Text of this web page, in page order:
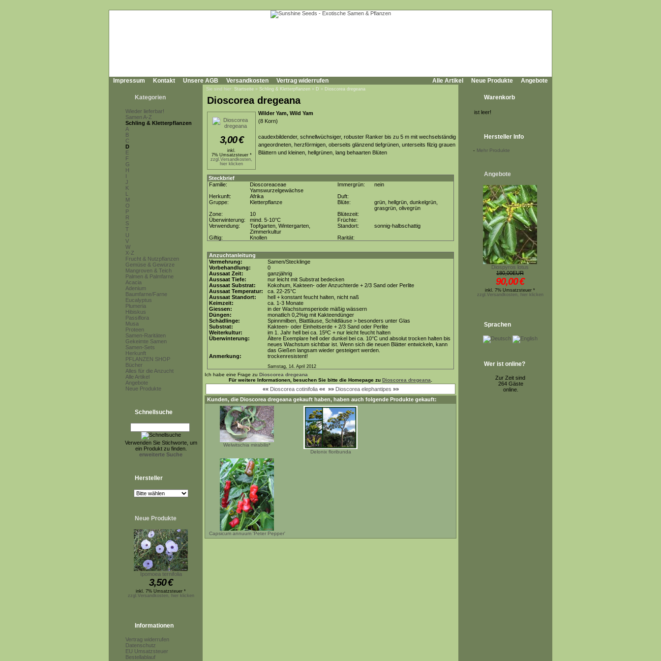
Impressum Kontakt Unsere AGB Versandkosten Vertrag widerrufen Alle Artikel Neue Produkte Angebote
Kategorien
Wieder lieferbar!
Samen A-Z
Schling & Kletterpflanzen
A
B
C
D
E
F
G
H
I
J
K
L
M
O
P
R
S
T
U
V
W
X-Z
Frucht & Nutzpflanzen
Gemüse & Gewürze
Mangroven & Teich
Palmen & Palmfarne
Acacia
Adenium
Baumfarne/Farne
Eucalyptus
Plumeria
Hibiskus
Passiflora
Musa
Proteen
Samen-Raritäten
Gekeimte Samen
Samen-Sets
Herkunft
PFLANZEN SHOP
Bücher
Alles für die Anzucht
Alle Artikel
Angebote
Neue Produkte
Schnellsuche
Verwenden Sie Stichworte, um
ein Produkt zu finden.
erweiterte Suche
Hersteller
Neue Produkte
Ipomoea ternifolia
3,50€
inkl. 7% Umsatzsteuer *
zzgl.Versandkosten, hier klicken
Informationen
Vertrag widerrufen
Datenschutz
EU Umsatzsteuer
Bestellablauf
Sie sind hier: Startseite » Schling & Kletterpflanzen » D » Dioscorea dregeana
Dioscorea dregeana
3,00€
inkl.
7% Umsatzsteuer *
zzgl.Versandkosten,
hier klicken
Wilder Yam, Wild Yam
(8 Korn)
caudexbildender, schnellwüchsiger, robuster Ranker bis zu 5 m mit wechselständig
angeordneten, herzförmigen, oberseits glänzend tiefgrünen, unterseits filzig grauen
Blättern und kleinen, hellgrünen, lang behaarten Blüten
Steckbrief
Familie:
Dioscoreaceae
Yamswurzelgewächse
Immergrün:
nein
Herkunft:
Afrika
Duft:
Gruppe:
Kletterpflanze Blüte:
grün, hellgrün, dunkelgrün,
grasgrün, olivegrün
Zone:
10
Blütezeit:
Überwinterung:
mind. 5-10°C
Früchte:
Verwendung:
Topfgarten, Wintergarten,
Zimmerkultur
Standort:
sonnig-halbschattig
Giftig:
Knollen Rarität:
Anzuchtanleitung
Vermehrung:
Samen/Stecklinge
Vorbehandlung:
0
Aussaat Zeit:
ganzjährig
Aussaat Tiefe:
nur leicht mit Substrat bedecken
Aussaat Substrat:
Kokohum, Kakteen- oder Anzuchterde + 2/3 Sand oder Perlite
Aussaat Temperatur:
ca. 22-25°C
Aussaat Standort:
hell + konstant feucht halten, nicht naß
Keimzeit:
ca. 1-3 Monate
Giessen:
in der Wachstumsperiode mäßig wässern
Düngen:
monatlich 0,2%ig mit Kakteendünger
Schädlinge:
Spinnmilben, Blattläuse, Schildläuse > besonders unter Glas
Substrat:
Kakteen- oder Einheitserde + 2/3 Sand oder Perlite
Weiterkultur:
im 1. Jahr hell bei ca. 15ºC + nur leicht feucht halten
Überwinterung:
Ältere Exemplare hell oder dunkel bei ca. 10°C und absolut trocken halten bis
neues Wachstum sichtbar ist. Wenn sich die neuen Blätter entwickeln, kann
das Gießen langsam wieder gesteigert werden.
Anmerkung:
trockenresistent!
Samstag, 14. April 2012
Ich habe eine Frage zu Dioscorea dregeana
Für weitere Informationen, besuchen Sie bitte die Homepage zu Dioscorea dregeana
«« Dioscorea cotinifolia«« »» Dioscorea elephantipes »»
Kunden, die Dioscorea dregeana gekauft haben, haben auch folgende Produkte gekauft:
Welwitschia mirabilis*
Delonix floribunda
Capsicum annuum 'Peter Pepper'
Warenkorb
ist leer!
Hersteller Info
- Mehr Produkte
Angebote
Diospyros lotus
180,00EUR
90,00€
inkl. 7% Umsatzsteuer *
zzgl.Versandkosten, hier klicken
Sprachen
Wer ist online?
Zur Zeit sind
264 Gäste
online.